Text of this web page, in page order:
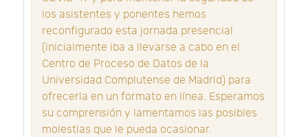
los asistentes y ponentes hemos
reconfigurado esta jornada presencial
(inicialmente iba a llevarse a cabo en el
Centro de Proceso de Datos de la
Universidad Complutense de Madrid) para
ofrecerla en un formato en línea. Esperamos
su comprensión y lamentamos las posibles
molestias que le pueda ocasionar.